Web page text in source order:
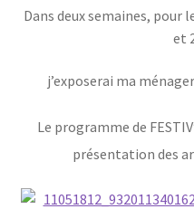
Dans deux semaines, pour
et
j’exposerai ma
Le programme de
présentation des